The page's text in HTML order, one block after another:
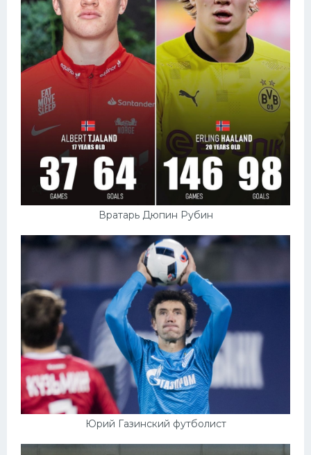
Вратарь Дюпин Рубин
Юрий Газинский футболист